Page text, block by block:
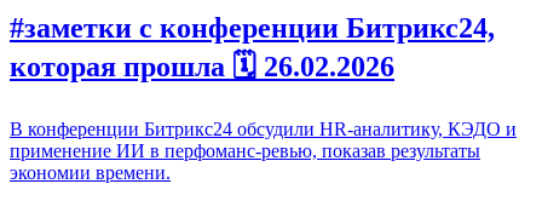
#заметки с конференции Битрикс24,
которая прошла 🗓 26.02.2026
В конференции Битрикс24 обсудили HR‑аналитику, КЭДО и
применение ИИ в перфоманс‑ревью, показав результаты
экономии времени.